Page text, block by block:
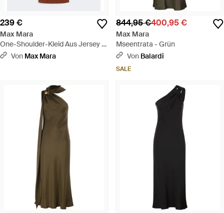
239 €
Max Mara
One-Shoulder-Kleid Aus Jersey -
Braun
Von Max Mara
844,95 €400,95 €
Max Mara
Mseentrata - Grün
Von Balardi
SALE